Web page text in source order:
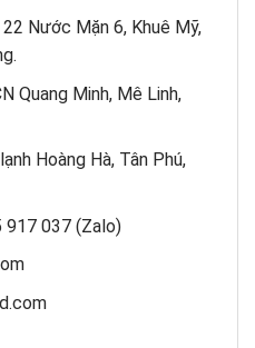
Nước Mặn 6, Khuê Mỹ,
Quang Minh, Mê Linh,
Hoàng Hà, Tân Phú,
037 (Zalo)